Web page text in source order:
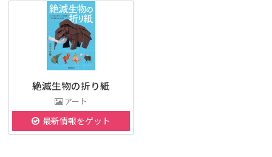
絶滅生物の折り紙
アート
最新情報をゲット